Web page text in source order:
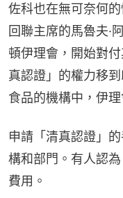
佐科也在無可奈何
回聯主席的馬魯夫·
頓伊理會，開始對
真認證」的權力移
食品的機構中，伊
申請「清真認證」
構和部門。有人認
費用。